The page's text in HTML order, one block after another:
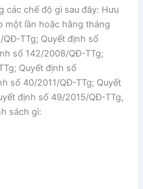
các chế độ gì sau đây: Hưu
một lần hoặc hằng tháng
TTg; Quyết định số
số 142/2008/QĐ-TTg;
Quyết định số
số 40/2011/QĐ-TTg; Quyết
định số 49/2015/QĐ-TTg,
sách gì: